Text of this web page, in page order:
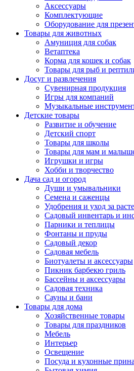
Аксессуары
Комплектующие
Оборудование для
Товары для животных
Амуниция для собак
Ветаптека
Корма для кошек и собак
Товары для рыб и
Досуг и развлечения
Сувенирная продукция
Игры для компаний
Музыкальные
Детские товары
Развитие и обучение
Детский спорт
Товары для школы
Товары для мам и
Игрушки и игры
Хобби и творчество
Дача сад и огород
Души и умывальники
Семена и саженцы
Удобрения и уход за
Садовый инвентарь и
Парники и теплицы
Фонтаны и пруды
Садовый декор
Садовая мебель
Биотуалеты и аксессуары
Пикник барбекю гриль
Бассейны и аксессуары
Садовая техника
Сауны и бани
Товары для дома
Хозяйственные товары
Товары для праздников
Мебель
Интерьер
Освещение
Посуда и кухонные